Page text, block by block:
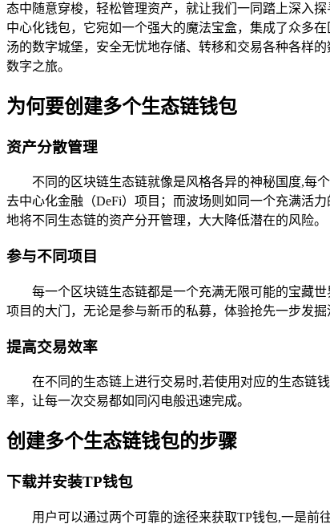
态中随意穿梭，轻松管理资产，就让我们一同踏上深入
中心化钱包，它宛如一个强大的魔法宝盒，集成了众多
汤的数字城堡，安全无忧地存储、转移和交易各种各样
数字之旅。
为何要创建多个生态链钱包
资产分散管理
不同的区块链生态链就像是风格各异的神秘国度,每
去中心化金融（DeFi）项目；而波场则如同一个充满活
地将不同生态链的资产分开管理，大大降低潜在的风险。
参与不同项目
每一个区块链生态链都是一个充满无限可能的宝藏
项目的大门，无论是参与新币的私募，体验抢先一步发
提高交易效率
在不同的生态链上进行交易时,若使用对应的生态链
率，让每一次交易都如同闪电般迅速完成。
创建多个生态链钱包的步骤
下载并安装TP钱包
用户可以通过两个可靠的途径来获取TP钱包,一是